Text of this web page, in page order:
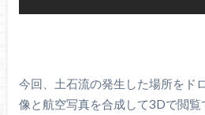
今回、土石流の発生した場所をド
像と航空写真を合成して3Dで閲